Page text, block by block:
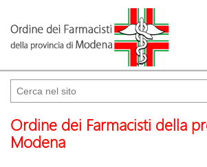
Amministrazione trasparente
Cerca
Ordine dei Farmacisti della
Modena